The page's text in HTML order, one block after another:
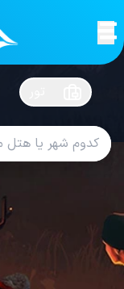
هتل های شیراز
لحظه آخر